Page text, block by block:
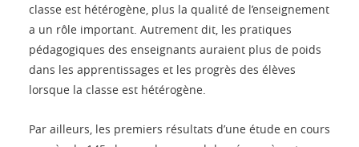
classe est hétérogène, plus la qualité de l’enseignement
a un rôle important. Autrement dit, les pratiques
pédagogiques des enseignants auraient plus de poids
dans les apprentissages et les progrès des élèves
lorsque la classe est hétérogène.
Par ailleurs, les premiers résultats d’une étude en cours